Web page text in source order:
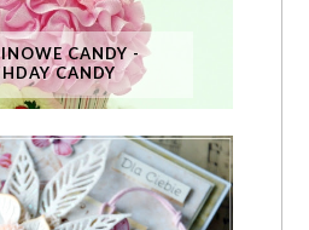
CANDY -
CANDY